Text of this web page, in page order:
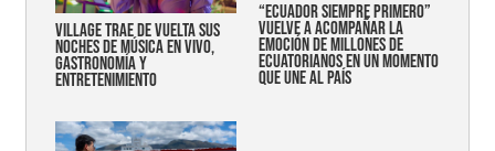
Village trae de vuelta sus
noches de música en vivo,
gastronomía y
entretenimiento
“Ecuador siempre primero”
vuelve a acompañar la
emoción de millones de
ecuatorianos en un momento
que une al país